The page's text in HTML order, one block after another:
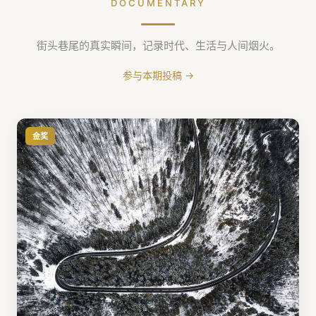
DOCUMENTARY
街头巷尾的真实瞬间，记录时代、生活与人间烟火。
参与本期投稿 →
金奖